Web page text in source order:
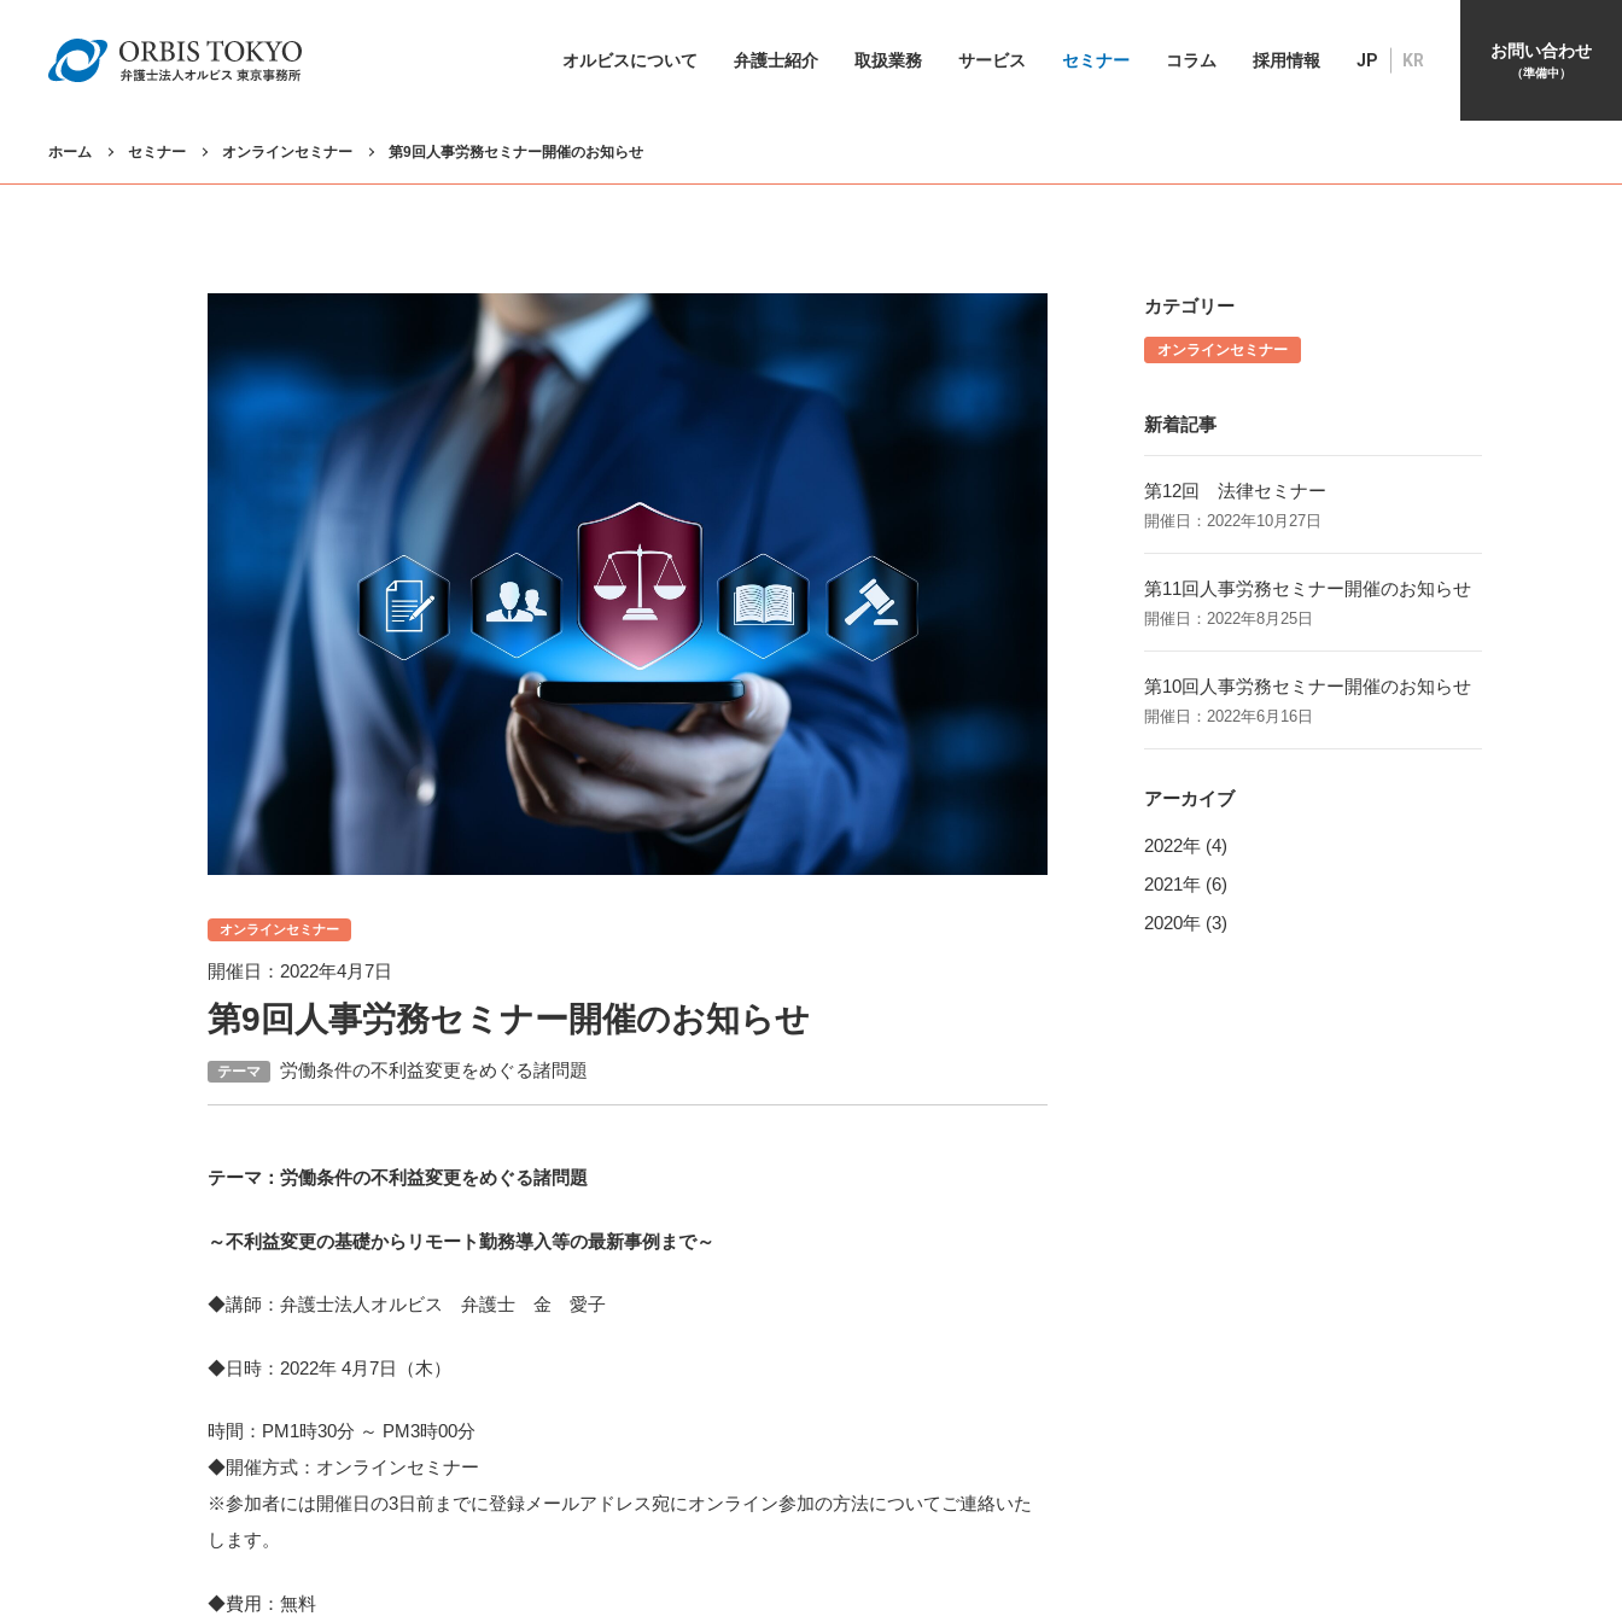
オルビスについて 弁護士紹介 取扱業務 サービス セミナー コラム 採用情報 JP KR
お問い合わせ
（準備中）
ホーム セミナー オンラインセミナー 第9回人事労務セミナー開催のお知らせ
オンラインセミナー
開催日：2022年4月7日
第9回人事労務セミナー開催のお知らせ
労働条件の不利益変更をめぐる諸問題
テーマ：労働条件の不利益変更をめぐる諸問題
～不利益変更の基礎からリモート勤務導入等の最新事例まで～
◆講師：弁護士法人オルビス 弁護士 金 愛子
◆日時：2022年 4月7日（木）
時間：PM1時30分 ～ PM3時00分
◆開催方式：オンラインセミナー
※参加者には開催日の3日前までに登録メールアドレス宛にオンライン参加の方法についてご連絡いた
します。
◆費用：無料
カテゴリー
オンラインセミナー
新着記事
第12回 法律セミナー
開催日：2022年10月27日
第11回人事労務セミナー開催のお知らせ
開催日：2022年8月25日
第10回人事労務セミナー開催のお知らせ
開催日：2022年6月16日
アーカイブ
2022年 (4)
2021年 (6)
2020年 (3)